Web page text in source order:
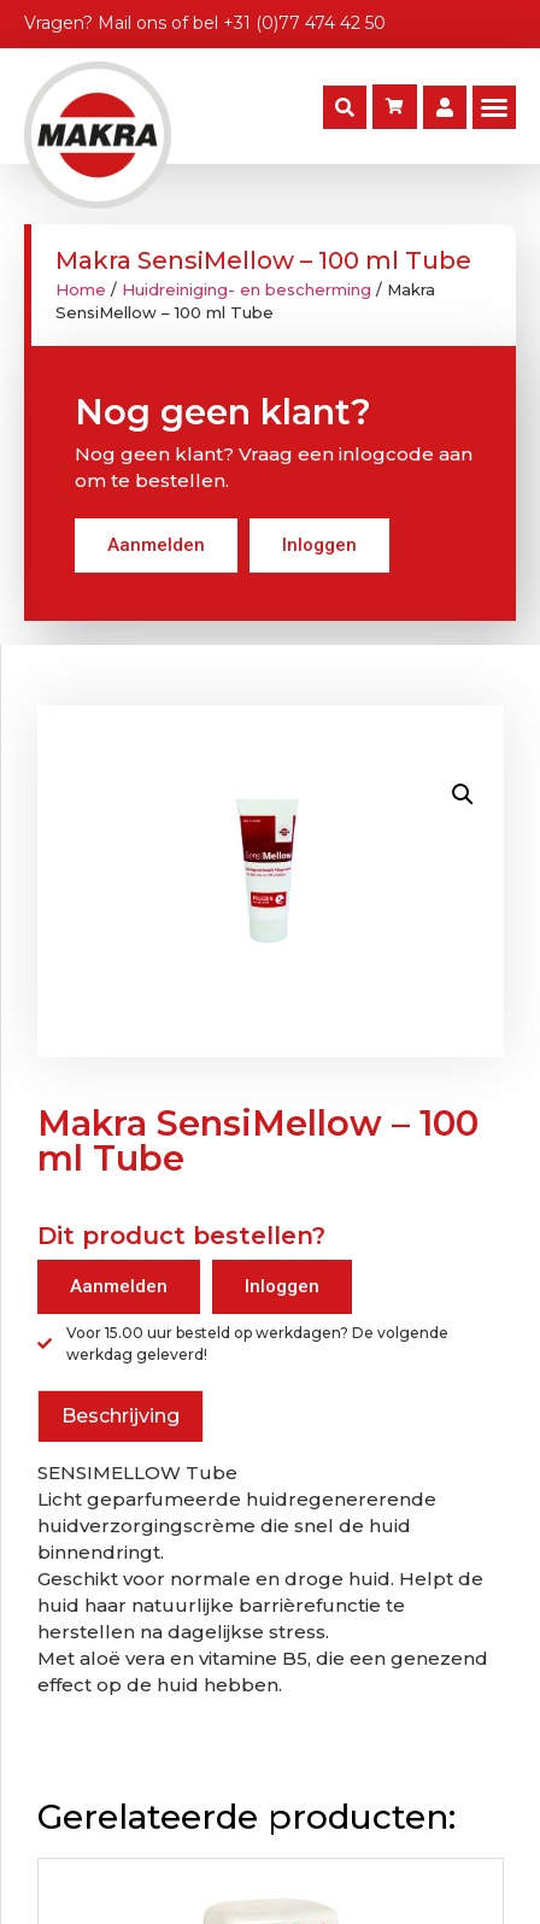
Vragen? Mail ons of bel +31 (0)77 474 42 50
Makra SensiMellow – 100 ml Tube
Home / Huidreiniging- en bescherming / Makra
SensiMellow – 100 ml Tube
Nog geen klant?
Nog geen klant? Vraag een inlogcode aan
om te bestellen.
Aanmelden Inloggen
Makra SensiMellow – 100
ml Tube
Dit product bestellen?
Aanmelden Inloggen
Voor 15.00 uur besteld op werkdagen? De volgende
werkdag geleverd!
Beschrijving
SENSIMELLOW Tube
Licht geparfumeerde huidregenererende
huidverzorgingscrème die snel de huid
binnendringt.
Geschikt voor normale en droge huid. Helpt de
huid haar natuurlijke barrièrefunctie te
herstellen na dagelijkse stress.
Met aloë vera en vitamine B5, die een genezend
effect op de huid hebben.
Gerelateerde producten: